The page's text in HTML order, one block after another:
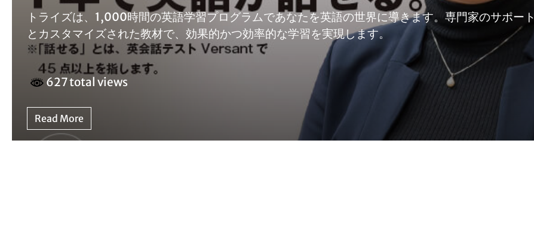
トライズは、1,000時間の英語学習プログラムであなたを英語の世界に導きます。専門家のサポート
とカスタマイズされた教材で、効果的かつ効率的な学習を実現します。
627 total views
Read More